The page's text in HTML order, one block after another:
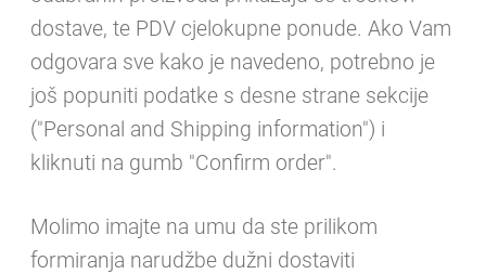
dostave, te PDV cjelokupne ponude. Ako Vam
odgovara sve kako je navedeno, potrebno je
još popuniti podatke s desne strane sekcije
("Personal and Shipping information") i
kliknuti na gumb "Confirm order".
Molimo imajte na umu da ste prilikom
formiranja narudžbe dužni dostaviti